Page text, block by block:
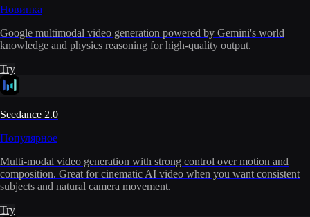
Новинка
Google multimodal video generation powered by Gemini's world
knowledge and physics reasoning for high-quality output.
Try
Seedance 2.0
Популярное
Multi-modal video generation with strong control over motion and
composition. Great for cinematic AI video when you want consistent
subjects and natural camera movement.
Try